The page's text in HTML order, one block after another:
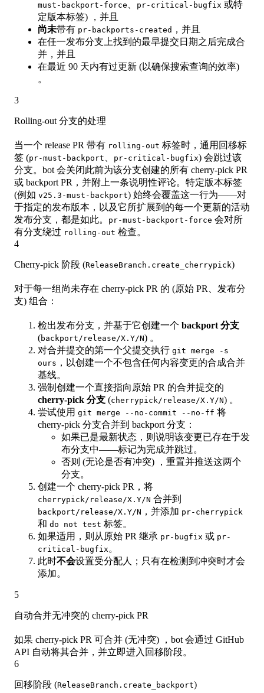
must-backport-force
pr-critical-bugfix 或特
定版本标签) ，并且
尚未带有 pr-backports-created ，并且
在任一发布分支上找到的最早提交日期之后完成合
并，并且
在最近 90 天内有过更新 (以确保搜索查询的效率)
。
3
Rolling-out 分支的处理
当一个 release PR 带有 rolling-out 标签时，通用回移标
签 (pr-must-backport pr-critical-bugfix) 会跳过该
分支。bot 会关闭此前为该分支创建的所有 cherry-pick PR
或 backport PR，并附上一条说明性评论。特定版本标签
(例如 v25.3-must-backport) 始终会覆盖这一行为——对
于指定的发布版本，以及它所扩展到的每一个更新的活动
发布分支，都是如此。
pr-must-backport-force 会对所
有分支绕过 rolling-out 检查。
4
Cherry-pick 阶段 (ReleaseBranch.create_cherrypick)
对于每一组尚未存在 cherry-pick PR 的 (原始 PR、发布分
支) 组合：
检出发布分支，并基于它创建一个 backport 分支
(backport/release/X.Y/N) 。
对合并提交的第一个父提交执行 git merge -s
ours ，以创建一个不包含任何内容变更的合成合并
基线。
强制创建一个直接指向原始 PR 的合并提交的
cherry-pick 分支 (cherrypick/release/X.Y/N) 。
尝试使用 git merge --no-commit --no-ff 将
cherry-pick 分支合并到 backport 分支：
如果已是最新状态，则说明该变更已存在于发
布分支中——标记为完成并跳过。
否则 (无论是否有冲突) ，重置并推送这两个
分支。
创建一个 cherry-pick PR，将
cherrypick/release/X.Y/N 合并到
backport/release/X.Y/N ，并添加 pr-cherrypick
和 do not test 标签。
如果适用，则从原始 PR 继承 pr-bugfix 或 pr-
critical-bugfix 。
此时不会设置受分配人；只有在检测到冲突时才会
添加。
5
自动合并无冲突的 cherry-pick PR
如果 cherry-pick PR 可合并 (无冲突) ，bot 会通过 GitHub
API 自动将其合并，并立即进入回移阶段。
6
回移阶段 (ReleaseBranch.create_backport)